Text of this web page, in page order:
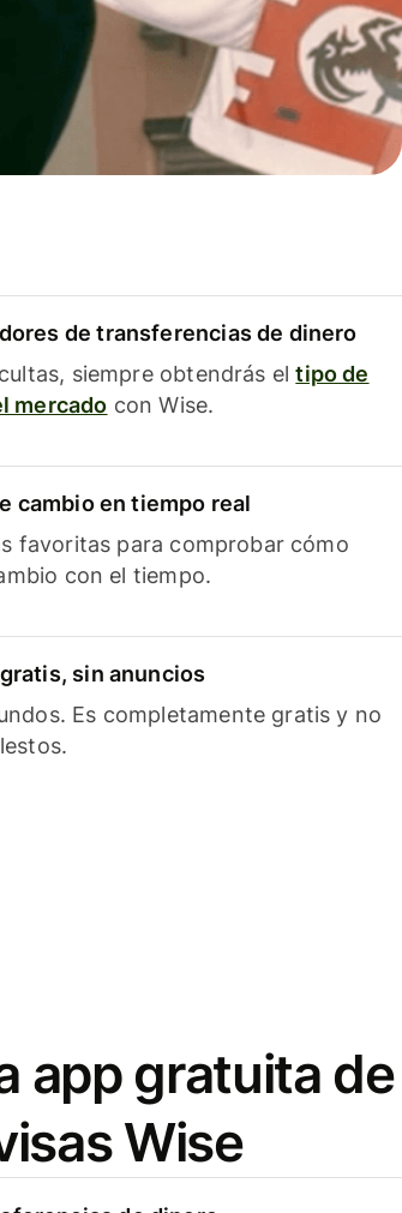
de transferencias de dinero
siempre obtendrás eltipo de
mercado con Wise.
cambio en tiempo real
favoritas para comprobar cómo
con el tiempo.
sin anuncios
Es completamente gratis y no
app gratuita de
Wise